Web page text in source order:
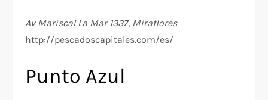
Av Mariscal La Mar 1337, Miraflores
http://pescadoscapitales.com/es/
Punto Azul